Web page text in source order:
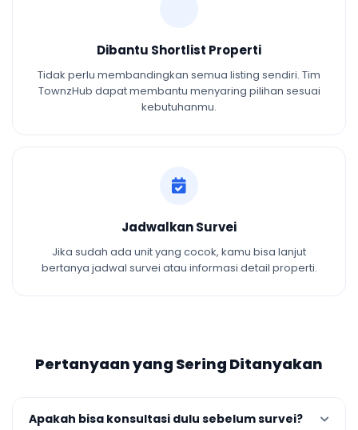
Dibantu Shortlist Properti
Tidak perlu membandingkan semua listing sendiri. Tim
TownzHub dapat membantu menyaring pilihan sesuai
kebutuhanmu.
Jadwalkan Survei
Jika sudah ada unit yang cocok, kamu bisa lanjut
bertanya jadwal survei atau informasi detail properti.
Pertanyaan yang Sering Ditanyakan
Apakah bisa konsultasi dulu sebelum survei?